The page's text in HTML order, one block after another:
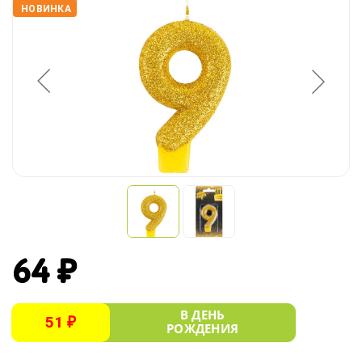
НОВИНКА
64 ₽
51 ₽
В ДЕНЬ
РОЖДЕНИЯ